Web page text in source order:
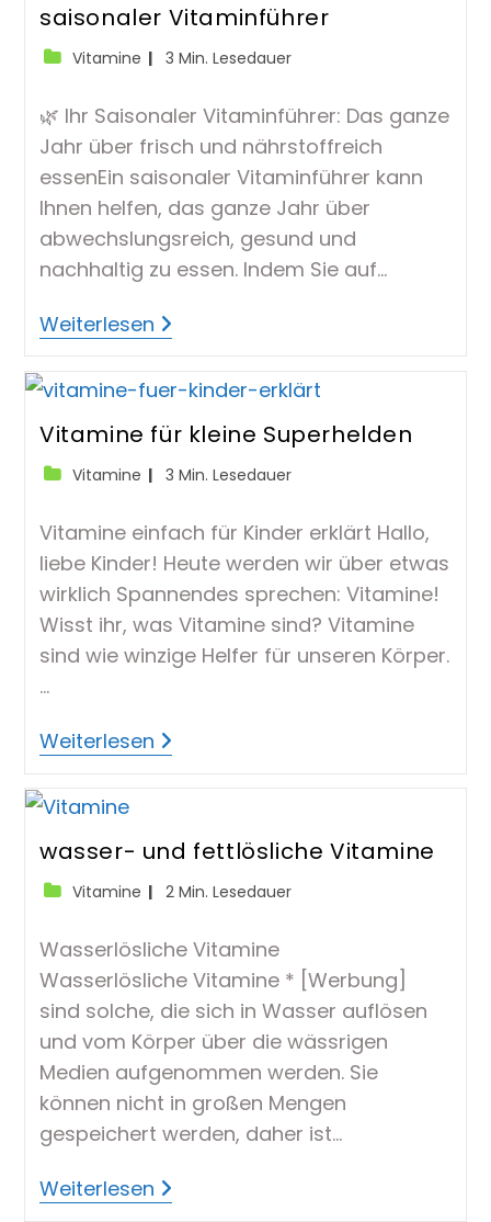
saisonaler Vitaminführer
Beitrags-
Vitamine Lesedauer:
3 Min. Lesedauer
🌿 Ihr Saisonaler Vitaminführer: Das ganze
Jahr über frisch und nährstoffreich
essenEin saisonaler Vitaminführer kann
Ihnen helfen, das ganze Jahr über
abwechslungsreich, gesund und
nachhaltig zu essen. Indem Sie auf…
WeiterlesenSaisonaler
Vitaminführer
Vitamine für kleine Superhelden
Beitrags-
Vitamine Lesedauer:
3 Min. Lesedauer
Vitamine einfach für Kinder erklärt Hallo,
liebe Kinder! Heute werden wir über etwas
wirklich Spannendes sprechen: Vitamine!
Wisst ihr, was Vitamine sind? Vitamine
sind wie winzige Helfer für unseren Körper.
…
WeiterlesenVitamine
Für
wasser- und fettlösliche Vitamine
Beitrags-
Vitamine Lesedauer:
2 Min. Lesedauer
Wasserlösliche Vitamine
Wasserlösliche Vitamine * [Werbung]
sind solche, die sich in Wasser auflösen
und vom Körper über die wässrigen
Medien aufgenommen werden. Sie
können nicht in großen Mengen
gespeichert werden, daher ist…
WeiterlesenWasser-
Und